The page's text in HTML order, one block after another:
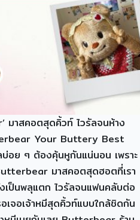
มาสคอตสุดคิ้วท์ ไวรัลจนห้าง
Your Buttery Best
บ่อย ๆ ต้องคุ้นหูกันแน่นอน เพราะ
มาสคอตสุดฮอตที่เรา
เป็นพลุแตก ไวรัลจนแฟนคลับต่อ
เจอเจ้าหมีสุดคิ้วท์แบบใกล้ชิดกัน